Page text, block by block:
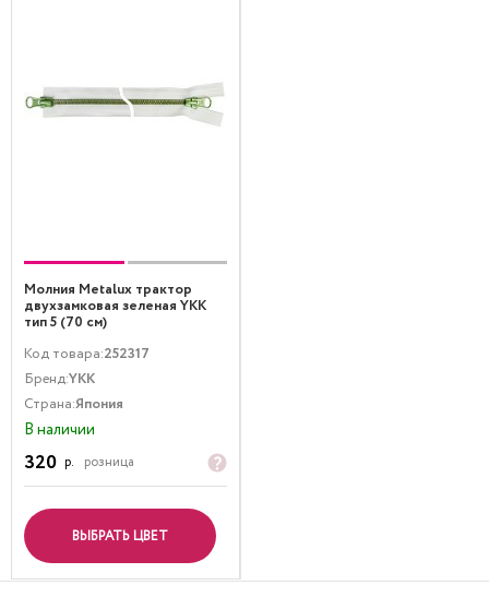
Молния Metalux трактор
двухзамковая зеленая YKK
тип 5 (70 см)
Код товара:252317
Бренд:YKK
Страна:Япония
В наличии
320 р. розница
ВЫБРАТЬ ЦВЕТ